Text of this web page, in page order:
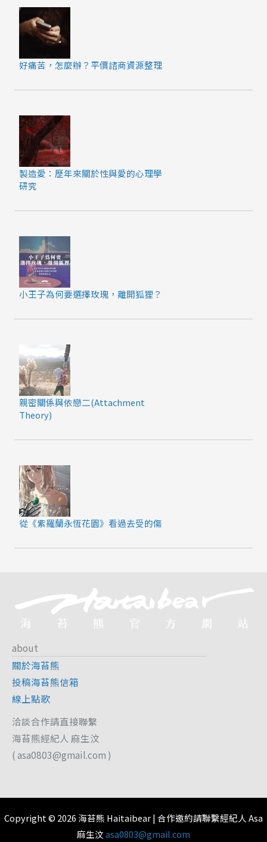
好痛苦，怎麼辦？平價諮商資源整理
製造愛：歷年來關於性與愛的心理學
研究
小王子為何要選擇玫瑰，離開狐狸？
親密關係與依戀二(Attachment
Theory)
從《紫羅蘭永恆花園》看過去受的傷
about
關於海苔熊
投稿海苔熊信箱
線上點歌
洽談合作請直接聯繫
海苔熊經紀人 麻生汶
(asa0803@gmail.com )
Copyright © 2026 海苔熊 Haitaibear | 合作邀約請聯繫經紀人 Asa
麻生汶asa0803@gmail.com